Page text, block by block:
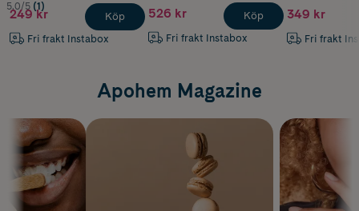
5.0/5 (1)
249 kr
Fri frakt Instabox
Köp 526 kr
Fri frakt Instabox
Köp 349 kr
Fri frakt
Apohem Magazine